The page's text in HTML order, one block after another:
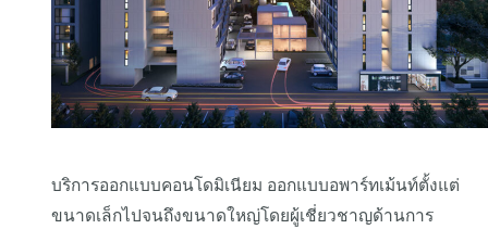
บริการออกแบบคอนโดมิเนียม ออกแบบอพาร์ทเม้นท์ตั้งแต่
ขนาดเล็กไปจนถึงขนาดใหญ่โดยผู้เชี่ยวชาญด้านการ